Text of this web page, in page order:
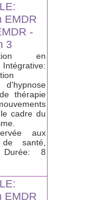
EMDR
-
3
en
thérapie
cadre du
aux
de santé,
Durée: 8
EMDR